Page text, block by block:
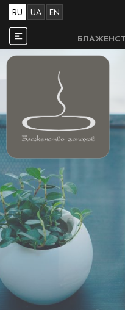
RU UA EN